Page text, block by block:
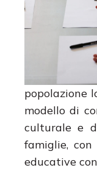
popolazione
modello di
culturale e
famiglie,
educative